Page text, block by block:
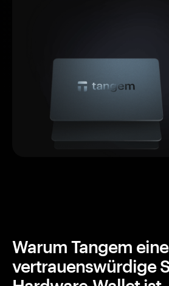
Warum Tangem eine
vertrauenswürdige